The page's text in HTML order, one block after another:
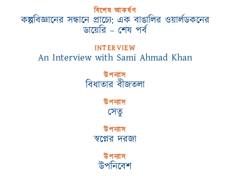
বিশেষ আকর্ষণ
কল্পবিজ্ঞানের সন্ধানে প্রাচ্যে: এক বাঙালির ওয়ার্লডকনের
ডায়েরি – শেষ পর্ব
INTERVIEW
An Interview with Sami Ahmad Khan
উপন্যাস
বিধাতার বীজতলা
উপন্যাস
সেতু
উপন্যাস
স্বপ্নের দরজা
উপন্যাস
উপনিবেশ